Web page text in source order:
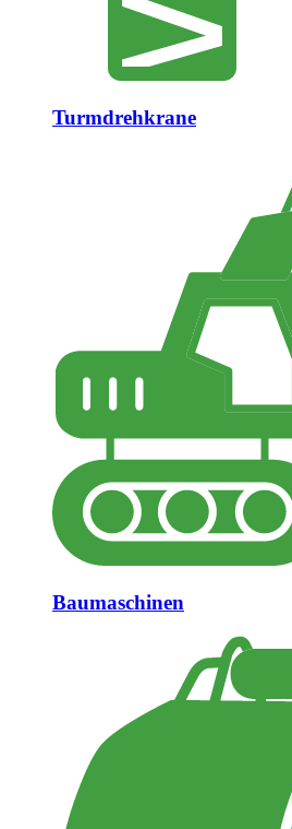
Turmdrehkrane
Baumaschinen